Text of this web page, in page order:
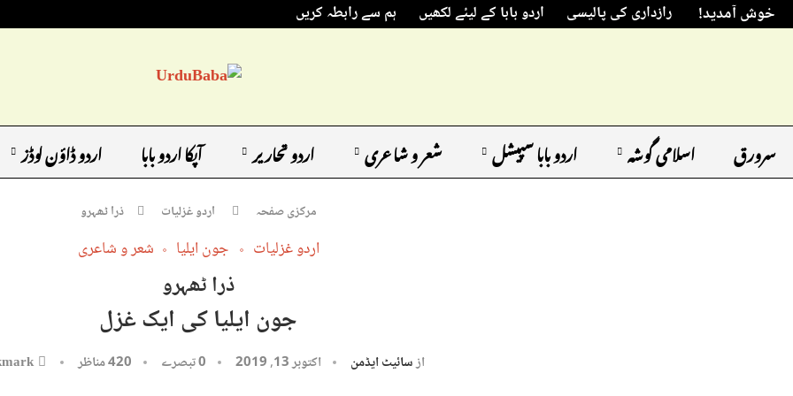
خوش آمدید! رازداری کی پالیسی اردو بابا کے لیئے لکھیں ہم سے رابطہ کریں
سرورق اسلامی گوشہ اردو بابا سپیشل شعر و شاعری اردو تحاریر آپکا اردو بابا اردو ڈاؤن لوڈز
مرکزی صفحہ اردو غزلیات ذرا ٹھہرو
اردو غزلیات جون ایلیا شعر و شاعری
ذرا ٹھہرو
جون ایلیا کی ایک غزل
ازسائیٹ ایڈمن اکتوبر 13, 2019 0 تبصرے 420مناظر